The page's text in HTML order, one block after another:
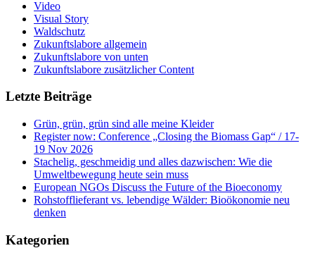
Video
Visual Story
Waldschutz
Zukunftslabore allgemein
Zukunftslabore von unten
Zukunftslabore zusätzlicher Content
Letzte Beiträge
Grün, grün, grün sind alle meine Kleider
Register now: Conference „Closing the Biomass Gap“ / 17-
19 Nov 2026
Stachelig, geschmeidig und alles dazwischen: Wie die
Umweltbewegung heute sein muss
European NGOs Discuss the Future of the Bioeconomy
Rohstofflieferant vs. lebendige Wälder: Bioökonomie neu
denken
Kategorien